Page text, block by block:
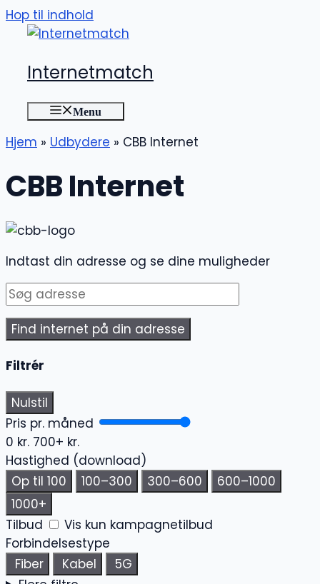
Hop til indhold
Internetmatch
Menu
Hjem » Udbydere » CBB Internet
CBB Internet
Indtast din adresse og se dine muligheder
Find internet på din adresse
Filtrér
Nulstil
Pris pr. måned
0 kr. 700+ kr.
Hastighed (download)
Op til 100
100–300 300–600
600–1000
1000+
Tilbud
Vis kun kampagnetilbud
Forbindelsestype
Fiber
Kabel
5G